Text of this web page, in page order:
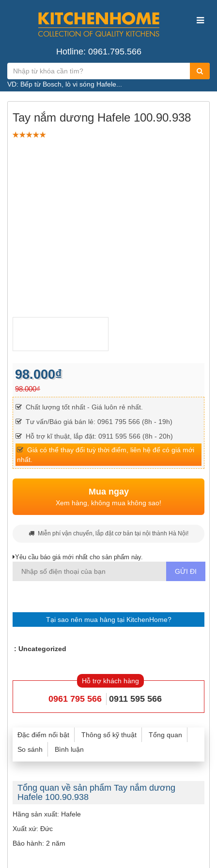
Hotline: 0961.795.566
VD: Bếp từ Bosch, lò vi sóng Hafele...
Tay nắm dương Hafele 100.90.938
98.000₫
98.000₫
Chất lượng tốt nhất - Giá luôn rẻ nhất.
Tư vấn/Báo giá bán lẻ: 0961 795 566 (8h - 19h)
Hỗ trợ kĩ thuật, lắp đặt: 0911 595 566 (8h - 20h)
Giá có thể thay đổi tuỳ thời điểm, liên hệ để có giá mới
nhất.
Mua ngay
Xem hàng, không mua không sao!
Miễn phí vận chuyển, lắp đặt cơ bản tại nội thành Hà Nội!
Yêu cầu báo giá mới nhất cho sản phẩm này.
Tại sao nên mua hàng tại KitchenHome?
Uncategorized
Hỗ trợ khách hàng
0961 795 566 0911 595 566
Đặc điểm nổi bật Thông số kỹ thuật
Tổng quan
So sánh
Bình luận
Tổng quan về sản phẩm Tay nắm dương
Hafele 100.90.938
Hãng sản xuất: Hafele
Xuất xứ: Đức
Bảo hành: 2 năm